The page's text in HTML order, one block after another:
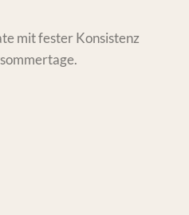
mit fester Konsistenz